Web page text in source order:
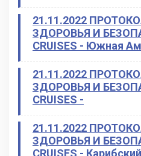
21.11.2022
ЗДОРОВЬЯ И
CRUISES - Южная
21.11.2022
ЗДОРОВЬЯ И
CRUISES -
21.11.2022
ЗДОРОВЬЯ И
CRUISES -